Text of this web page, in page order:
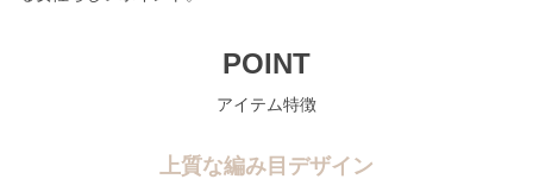
POINT
アイテム特徴
上質な編み目デザイン